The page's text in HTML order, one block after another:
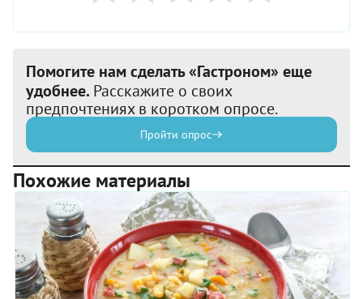
Помогите нам сделать «Гастроном» еще
удобнее. Расскажите о своих
предпочтениях в коротком опросе.
Пройти опрос
Похожие материалы